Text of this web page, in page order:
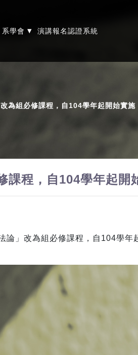
系學會 ▾ 演講報名認證系統
為組必修課程，自104學年起開始實施
程，自104學年起開
」改為組必修課程，自104學年